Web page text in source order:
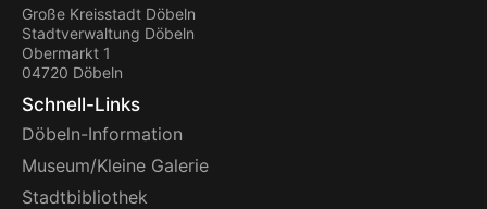
Große Kreisstadt Döbeln
Stadtverwaltung Döbeln
Obermarkt 1
04720 Döbeln
Schnell-Links
Döbeln-Information
Museum/Kleine Galerie
Stadtbibliothek